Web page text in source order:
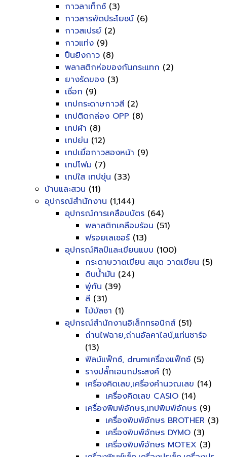
กาวลาเท็กซ์ (3)
กาวสารพัดประโยชน์ (6)
กาวสเปรย์ (2)
กาวแท่ง (9)
ปืนยิงกาว (8)
พลาสติกห่อของกันกระแทก (2)
ยางรัดของ (3)
เชื่อก (9)
เทปกระดาษกาวสี (2)
เทปติดกล่อง OPP (8)
เทปผ้า (8)
เทปย่น (12)
เทปเยื่อกาวสองหน้า (9)
เทปโฟม (7)
เทปใส เทปขุ่น (33)
บ้านและสวน (11)
อุปกรณ์สำนักงาน (1,144)
อุปกรณ์การเคลือบบัตร (64)
พลาสติกเคลือบร้อน (51)
ฟรอยเลเซอร์ (13)
อุปกรณ์ศิลป์และเขียนแบบ (100)
กระดาษวาดเขียน สมุด วาดเขียน (5)
ดินน้ำมัน (24)
พู่กัน (39)
สี (31)
ไม้บัลชา (1)
อุปกรณ์สำนักงานอิเล็กทรอนิกส์ (51)
ถ่านไฟฉาย,ถ่านอัลคาไลน์,แท่นชาร์จ
(13)
ฟิลม์แฟ็กซ์, drumเครื่องแฟ็กซ์ (5)
รางปลั๊กเอนกประสงค์ (1)
เครื่องคิดเลข,เครื่องคำนวณเลข (14)
เครื่องคิดเลข CASIO (14)
เครื่องพิมพ์อักษร,เทปพิมพ์อักษร (9)
เครื่องพิมพ์อักษร BROTHER (3)
เครื่องพิมพ์อักษร DYMO (3)
เครื่องพิมพ์อักษร MOTEX (3)